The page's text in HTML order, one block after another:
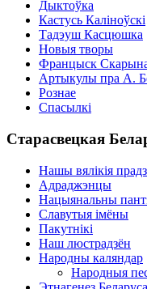
Дыктоўка
Кастусь Каліноўскі
Тадэуш Касцюшка
Новыя творы
Францыск
Артыкулы пра А.
Рознае
Спасылкі
Старасвецкая
Нашы вялікія
Адраджэнцы
Нацыянальны
Славутыя імёны
Пакутнікі
Наш люстрадзён
Народны каляндар
Народныя